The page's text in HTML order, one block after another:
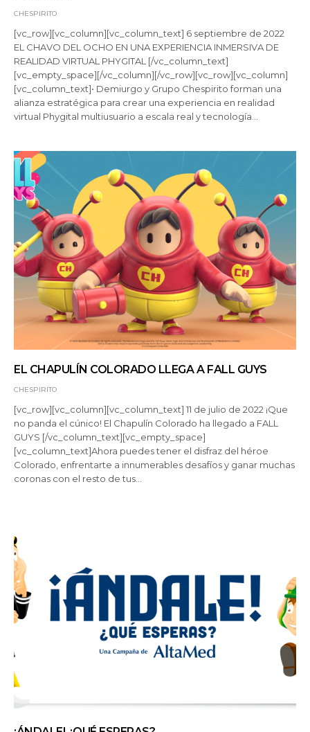
CHESPIRITO
[vc_row][vc_column][vc_column_text] 6 septiembre de 2022
EL CHAVO DEL OCHO EN UNA EXPERIENCIA INMERSIVA DE
REALIDAD VIRTUAL PHYGITAL [/vc_column_text]
[vc_empty_space][/vc_column][/vc_row][vc_row][vc_column]
[vc_column_text]• Demiurgo y Grupo Chespirito forman una
alianza estratégica para crear una experiencia en realidad
virtual Phygital multiusuario a escala real y tecnología…
EL CHAPULÍN COLORADO LLEGA A FALL GUYS
CHESPIRITO
[vc_row][vc_column][vc_column_text] 11 de julio de 2022 ¡Que
no panda el cúnico! El Chapulín Colorado ha llegado a FALL
GUYS [/vc_column_text][vc_empty_space]
[vc_column_text]Ahora puedes tener el disfraz del héroe
Colorado, enfrentarte a innumerables desafíos y ganar muchas
coronas con el resto de tus…